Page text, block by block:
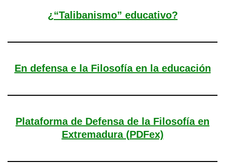
¿“Talibanismo” educativo?
En defensa e la Filosofía en la educación
Plataforma de Defensa de la Filosofía en
Extremadura (PDFex)